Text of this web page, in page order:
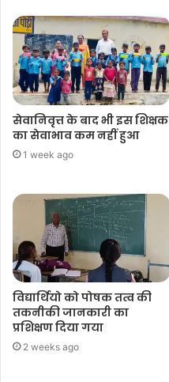
सेवानिवृत्त के बाद भी इस शिक्षक
का सेवाभाव कम नहीं हुआ
1 week ago
विद्यार्थियो को पोषक तत्व की
तकनीकी जानकारी का
प्रशिक्षण दिया गया
2 weeks ago